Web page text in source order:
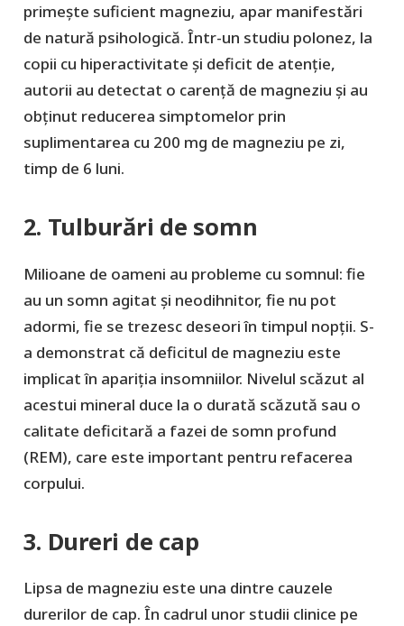
primește suficient magneziu, apar manifestări
de natură psihologică. Într-un studiu polonez, la
copii cu hiperactivitate și deficit de atenție,
autorii au detectat o carență de magneziu și au
obținut reducerea simptomelor prin
suplimentarea cu 200 mg de magneziu pe zi,
timp de 6 luni.
2. Tulburări de somn
Milioane de oameni au probleme cu somnul: fie
au un somn agitat și neodihnitor, fie nu pot
adormi, fie se trezesc deseori în timpul nopții. S-
a demonstrat că deficitul de magneziu este
implicat în apariția insomniilor. Nivelul scăzut al
acestui mineral duce la o durată scăzută sau o
calitate deficitară a fazei de somn profund
(REM), care este important pentru refacerea
corpului.
3. Dureri de cap
Lipsa de magneziu este una dintre cauzele
durerilor de cap. În cadrul unor studii clinice pe